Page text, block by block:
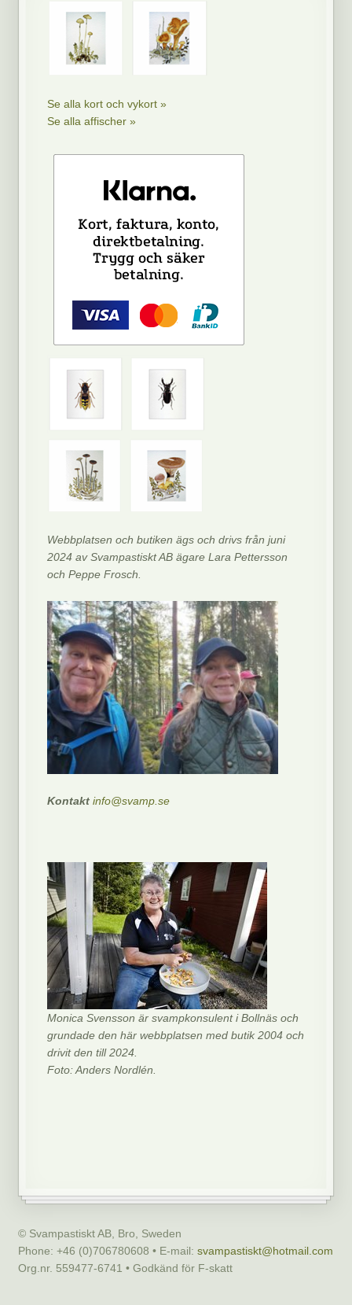
Se alla kort och vykort »
Se alla affischer »
Webbplatsen och butiken ägs och drivs från juni
2024 av Svampastiskt AB ägare Lara Pettersson
och Peppe Frosch.
Kontaktinfo@svamp.se
Monica Svensson är svampkonsulent i Bollnäs och
grundade den här webbplatsen med butik 2004 och
drivit den till 2024.
Foto: Anders Nordlén.
© Svampastiskt AB, Bro, Sweden
Phone: +46 (0)706780608 • E-mail: svampastiskt@hotmail.com
Org.nr. 559477-6741 • Godkänd för F-skatt